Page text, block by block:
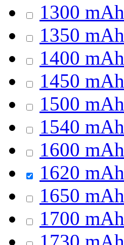
1300 mAh
1350 mAh
1400 mAh
1450 mAh
1500 mAh
1540 mAh
1600 mAh
1620 mAh
1650 mAh
1700 mAh